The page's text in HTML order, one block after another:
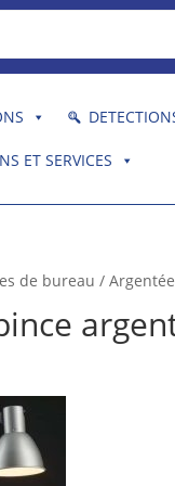
ET SERVICES
de bureau /